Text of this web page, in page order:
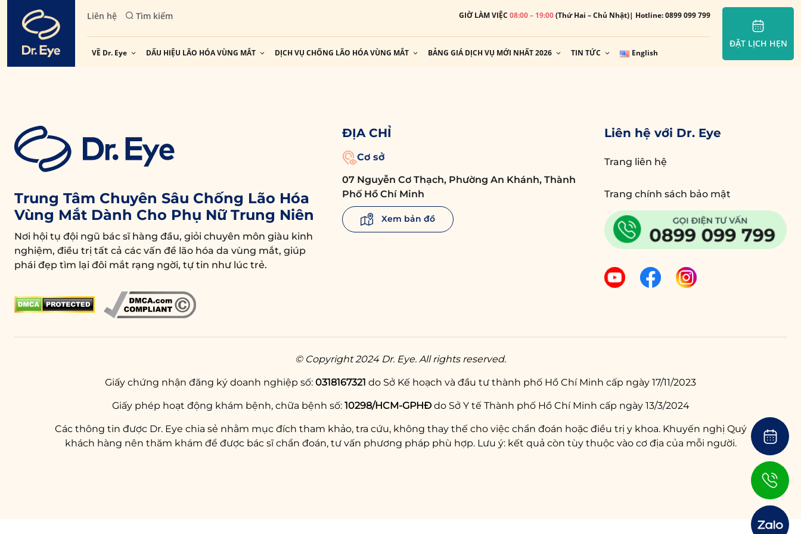
content
Liên hệ Tìm kiếm GIỜ LÀM VIỆC 08:00 – 19:00(Thứ Hai – Chủ Nhật)| Hotline: 0899 099 799
VỀ Dr. Eye DẤU HIỆU LÃO HÓA VÙNG MẮT DỊCH VỤ CHỐNG LÃO HÓA VÙNG MẮT BẢNG GIÁ DỊCH VỤ MỚI NHẤT 2026 TIN TỨC English
ĐẶT LỊCH HẸN
Trung Tâm Chuyên Sâu Chống Lão Hóa
Vùng Mắt Dành Cho Phụ Nữ Trung Niên
Nơi hội tụ đội ngũ bác sĩ hàng đầu, giỏi chuyên môn giàu kinh
nghiệm, điều trị tất cả các vấn đề lão hóa da vùng mắt, giúp
phái đẹp tìm lại đôi mắt rạng ngời, tự tin như lúc trẻ.
ĐỊA CHỈ
Cơ sở
07 Nguyễn Cơ Thạch, Phường An Khánh, Thành
Phố Hồ Chí Minh
Xem bản đồ
Liên hệ với Dr. Eye
Trang liên hệ
Trang chính sách bảo mật
© Copyright 2024 Dr. Eye. All rights reserved.
Giấy chứng nhận đăng ký doanh nghiệp số: 0318167321 do Sở Kế hoạch và đầu tư thành phố Hồ Chí Minh cấp ngày 17/11/2023
Giấy phép hoạt động khám bệnh, chữa bệnh số: 10298/HCM-GPHĐdo Sở Y tế Thành phố Hồ Chí Minh cấp ngày 13/3/2024
Các thông tin được Dr. Eye chia sẻ nhằm mục đích tham khảo, tra cứu, không thay thế cho việc chẩn đoán hoặc điều trị y khoa. Khuyến nghị Quý
khách hàng nên thăm khám để được bác sĩ chẩn đoán, tư vấn phương pháp phù hợp. Lưu ý: kết quả còn tùy thuộc vào cơ địa của mỗi người.